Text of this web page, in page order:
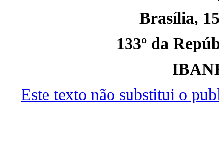
Brasília,
133º da
Este texto não substitui o